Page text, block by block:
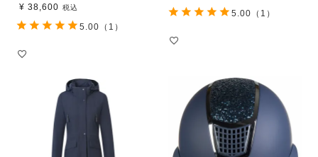
¥ 38,600 税込
5.00 （1）
5.00 （1）